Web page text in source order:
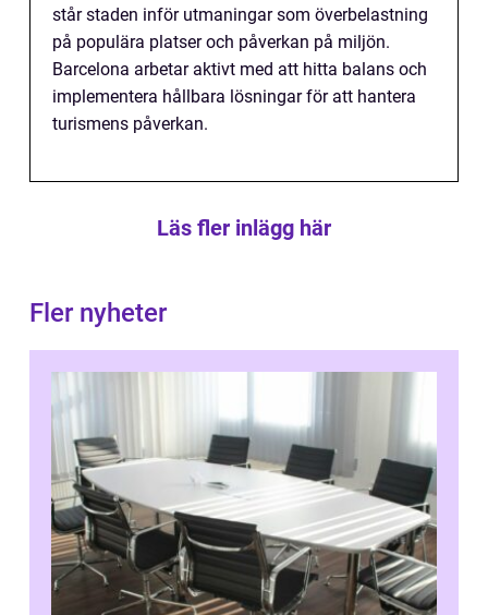
står staden inför utmaningar som överbelastning
på populära platser och påverkan på miljön.
Barcelona arbetar aktivt med att hitta balans och
implementera hållbara lösningar för att hantera
turismens påverkan.
Läs fler inlägg här
Fler nyheter